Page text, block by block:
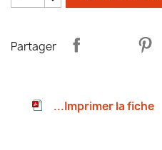
Partager
...Imprimer la fiche